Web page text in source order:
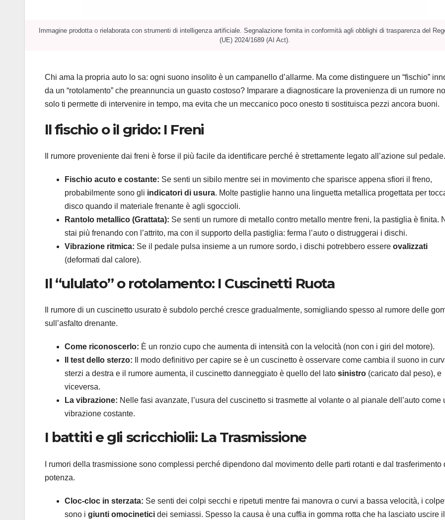
Immagine prodotta o rielaborata con strumenti di intelligenza artificiale. Segnalazione fornita in conformità agli obblighi di trasparenza del
(UE) 2024/1689 (AI Act).
Chi ama la propria auto lo sa: ogni suono insolito è un campanello d’allarme. Ma come distinguere un “fischio”
da un “rotolamento” che preannuncia un guasto costoso? Imparare a diagnosticare la provenienza di un rumore
solo ti permette di intervenire in tempo, ma evita che un meccanico poco onesto ti sostituisca pezzi ancora buoni.
ll fischio o il grido: I Freni
Il rumore proveniente dai freni è forse il più facile da identificare perché è strettamente legato all’azione sul pedale.
Fischio acuto e costante: Se senti un sibilo mentre sei in movimento che sparisce appena sfiori il freno,
probabilmente sono gli indicatori di usura. Molte pastiglie hanno una linguetta metallica progettata per
disco quando il materiale frenante è agli sgoccioli.
Rantolo metallico (Grattata): Se senti un rumore di metallo contro metallo mentre freni, la pastiglia è finita.
stai più frenando con l’attrito, ma con il supporto della pastiglia: ferma l’auto o distruggerai i dischi.
Vibrazione ritmica: Se il pedale pulsa insieme a un rumore sordo, i dischi potrebbero essere ovalizzati
(deformati dal calore).
Il “ululato” o rotolamento: I Cuscinetti Ruota
Il rumore di un cuscinetto usurato è subdolo perché cresce gradualmente, somigliando spesso al rumore delle
sull’asfalto drenante.
Come riconoscerlo: È un ronzio cupo che aumenta di intensità con la velocità (non con i giri del motore).
Il test dello sterzo: Il modo definitivo per capire se è un cuscinetto è osservare come cambia il suono in
sterzi a destra e il rumore aumenta, il cuscinetto danneggiato è quello del lato sinistro (caricato dal peso), e
viceversa.
La vibrazione: Nelle fasi avanzate, l’usura del cuscinetto si trasmette al volante o al pianale dell’auto come
vibrazione costante.
I battiti e gli scricchiolii: La Trasmissione
I rumori della trasmissione sono complessi perché dipendono dal movimento delle parti rotanti e dal trasferimento
potenza.
Cloc-cloc in sterzata: Se senti dei colpi secchi e ripetuti mentre fai manovra o curvi a bassa velocità, i
sono i giunti omocinetici dei semiassi. Spesso la causa è una cuffia in gomma rotta che ha lasciato uscire il